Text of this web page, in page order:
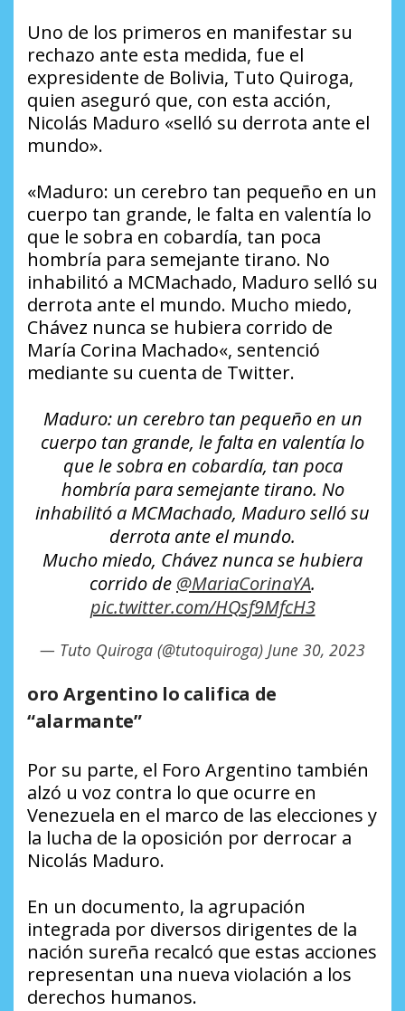
Uno de los primeros en manifestar su
rechazo ante esta medida, fue el
expresidente de Bolivia, Tuto Quiroga,
quien aseguró que, con esta acción,
Nicolás Maduro «selló su derrota ante el
mundo».
«Maduro: un cerebro tan pequeño en un
cuerpo tan grande, le falta en valentía lo
que le sobra en cobardía, tan poca
hombría para semejante tirano. No
inhabilitó a MCMachado, Maduro selló su
derrota ante el mundo. Mucho miedo,
Chávez nunca se hubiera corrido de
María Corina Machado«, sentenció
mediante su cuenta de Twitter.
Maduro: un cerebro tan pequeño en un
cuerpo tan grande, le falta en valentía lo
que le sobra en cobardía, tan poca
hombría para semejante tirano. No
inhabilitó a MCMachado, Maduro selló su
derrota ante el mundo.
Mucho miedo, Chávez nunca se hubiera
corrido de @MariaCorinaYA.
pic.twitter.com/HQsf9MfcH3
— Tuto Quiroga (@tutoquiroga) June 30, 2023
oro Argentino lo califica de
“alarmante”
Por su parte, el Foro Argentino también
alzó u voz contra lo que ocurre en
Venezuela en el marco de las elecciones y
la lucha de la oposición por derrocar a
Nicolás Maduro.
En un documento, la agrupación
integrada por diversos dirigentes de la
nación sureña recalcó que estas acciones
representan una nueva violación a los
derechos humanos.